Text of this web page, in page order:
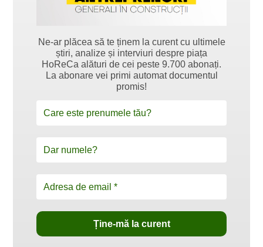
Ne-ar plăcea să te ținem la curent cu ultimele
știri, analize și interviuri despre piața
HoReCa alături de cei peste 9.700 abonați.
La abonare vei primi automat documentul
promis!